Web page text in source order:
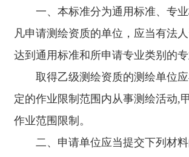
一、本标准分为通用标准、专业
凡申请测绘资质的单位，应当有法
达到通用标准和所申请专业类别的专
取得乙级测绘资质的测绘单位应
定的作业限制范围内从事测绘活动,
作业范围限制。
二、申请单位应当提交下列材料